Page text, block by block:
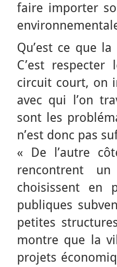
faire importer
Qu’est ce que
C’est
circuit court, on
avec qui l’on
sont les
n’est donc pas
« De l’autre
rencontrent
choisissent en
publiques
petites
montre que la
projets